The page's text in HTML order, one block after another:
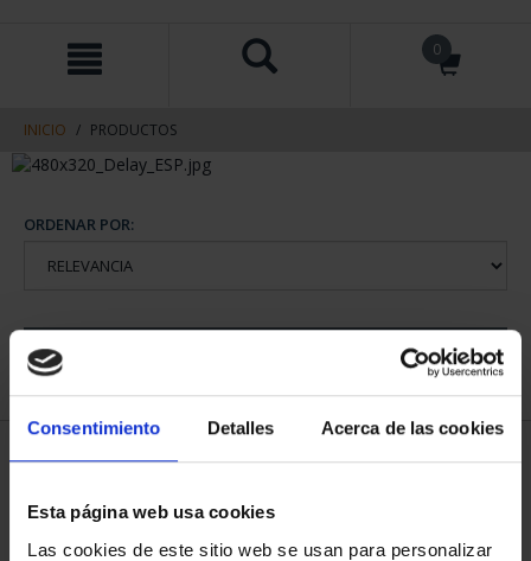
Consentimiento Detalles Acerca de las cookies
Esta página web usa cookies
Las cookies de este sitio web se usan para personalizar
contenido
navegacin
0
INICIO PRODUCTOS
ORDENAR POR:
1 Productos encontrados